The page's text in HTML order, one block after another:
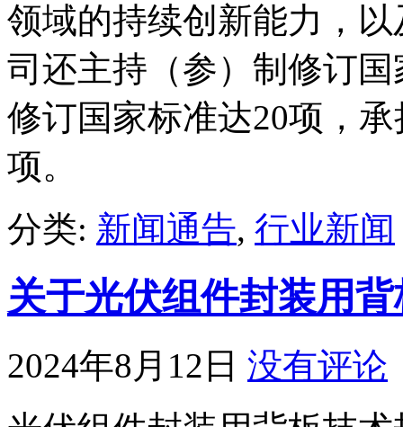
领域的持续创新能力，
司还主持（参）制修订
修订国家标准达20项，
项。
分类: 新闻通告, 行业新闻
关于光伏组件封装用
2024年8月12日 没有评论